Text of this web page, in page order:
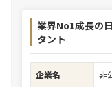
業界No1成長の
タント
企業名
非